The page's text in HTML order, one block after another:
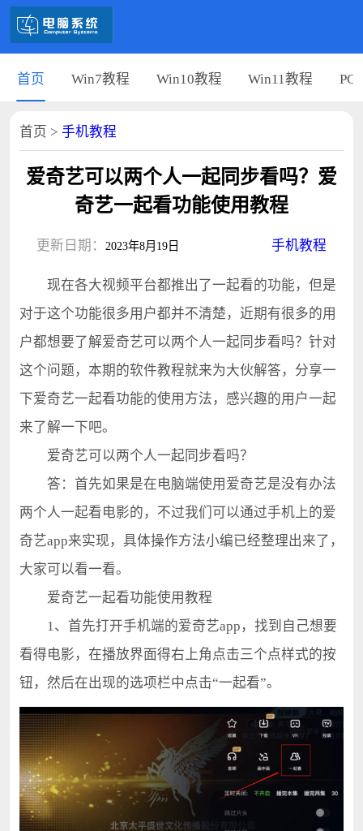
首页 Win7教程 Win10教程 Win11教程 PC
首页 > 手机教程
爱奇艺可以两个人一起同步看吗？爱
奇艺一起看功能使用教程
更新日期： 2023年8月19日 手机教程
现在各大视频平台都推出了一起看的功能，但是
对于这个功能很多用户都并不清楚，近期有很多的用
户都想要了解爱奇艺可以两个人一起同步看吗？针对
这个问题，本期的软件教程就来为大伙解答，分享一
下爱奇艺一起看功能的使用方法，感兴趣的用户一起
来了解一下吧。
爱奇艺可以两个人一起同步看吗？
答：首先如果是在电脑端使用爱奇艺是没有办法
两个人一起看电影的，不过我们可以通过手机上的爱
奇艺app来实现，具体操作方法小编已经整理出来了，
大家可以看一看。
爱奇艺一起看功能使用教程
1、首先打开手机端的爱奇艺app，找到自己想要
看得电影，在播放界面得右上角点击三个点样式的按
钮，然后在出现的选项栏中点击“一起看”。